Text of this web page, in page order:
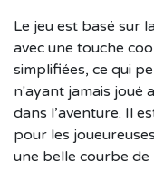
Le jeu est basé sur
avec une touche
simplifiées, ce qui
n'ayant jamais joué
dans l’aventure. Il
pour les
une belle courbe